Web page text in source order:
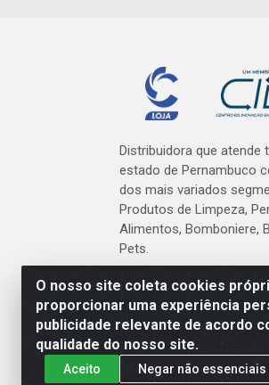
O nosso site coleta cookies
proporcionar uma experiência
publicidade relevante de acordo
qualidade do nosso site.
Aceito Negar não essenciais
Distribuidora que atende
estado de Pernambuco
dos mais variados
Produtos de Limpeza,
Alimentos, Bomboniere,
Pets.